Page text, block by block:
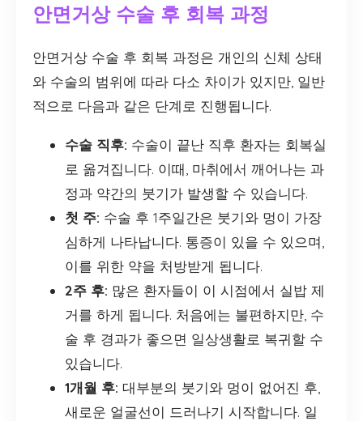
안면거상 수술 후 회복 과정
안면거상 수술 후 회복 과정은 개인의 신체 상태
와 수술의 범위에 따라 다소 차이가 있지만, 일반
적으로 다음과 같은 단계로 진행됩니다.
수술 직후: 수술이 끝난 직후 환자는 회복실
로 옮겨집니다. 이때, 마취에서 깨어나는 과
정과 약간의 붓기가 발생할 수 있습니다.
첫 주: 수술 후 1주일간은 붓기와 멍이 가장
심하게 나타납니다. 통증이 있을 수 있으며,
이를 위한 약을 처방받게 됩니다.
2주 후: 많은 환자들이 이 시점에서 실밥 제
거를 하게 됩니다. 처음에는 불편하지만, 수
술 후 경과가 좋으면 일상생활로 복귀할 수
있습니다.
1개월 후: 대부분의 붓기와 멍이 없어진 후,
새로운 얼굴선이 드러나기 시작합니다. 일